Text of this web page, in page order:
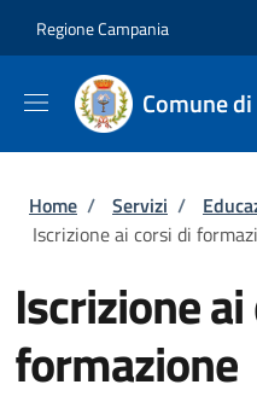
Regione Campania
Comune
Briciole di
Home / Servizi /
Iscrizione ai corsi di
Iscrizione
formazione